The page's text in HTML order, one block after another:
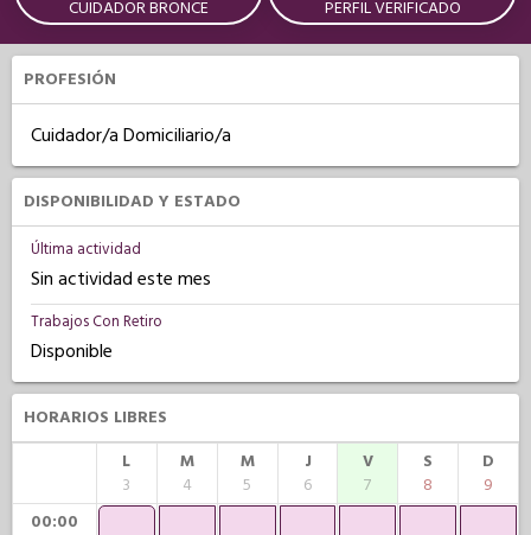
CUIDADOR BRONCE PERFIL VERIFICADO
PROFESIÓN
Cuidador/a Domiciliario/a
DISPONIBILIDAD Y ESTADO
Última actividad
Sin actividad este mes
Trabajos Con Retiro
Disponible
HORARIOS LIBRES
L
3
M
4
M
5
J
6
V
7
S
8
D
9
00:00